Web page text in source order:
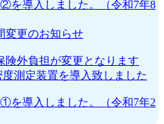
を導入しました。（令和7年8
変更のお知らせ
険外負担が変更となります
測定装置を導入致しました
を導入しました。（令和7年2